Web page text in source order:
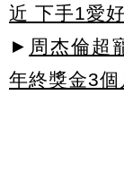
近 下手1愛
► 周杰倫超
年終獎金3個